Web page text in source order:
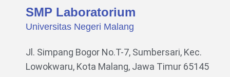
SMP Laboratorium
Universitas Negeri Malang
Jl. Simpang Bogor No.T-7, Sumbersari, Kec.
Lowokwaru, Kota Malang, Jawa Timur 65145